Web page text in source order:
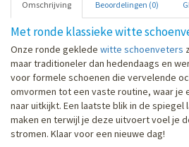
Omschrijving Beoordelingen (0)
Met ronde klassieke witte
Onze ronde geklede witte schoenveters
maar traditioneler dan hedendaags en
voor formele schoenen die vervelende
omvormen tot een vaste routine, waar je
naar uitkijkt. Een laatste blik in de spiegel
maken en terwijl je deze uitvoert voel je
stromen. Klaar voor een nieuwe dag!